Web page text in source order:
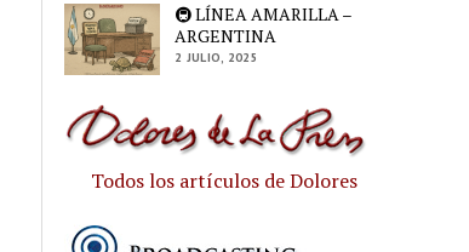
🚇 LÍNEA AMARILLA –
ARGENTINA
2 JULIO, 2025
Todos los artículos de Dolores